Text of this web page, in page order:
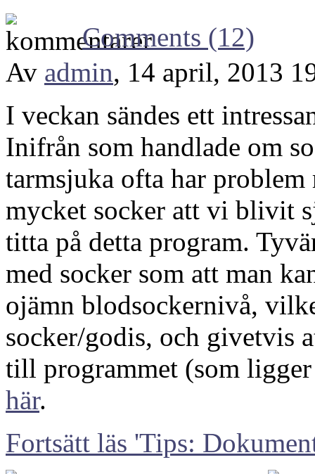
Comments (12)
Av admin, 14 april, 2013
I veckan sändes ett
Inifrån som handlade om
tarmsjuka ofta har problem
mycket socker att vi blivit
titta på detta program.
med socker som att man
ojämn blodsockernivå,
socker/godis, och givetvis
till programmet (som
här.
Fortsätt läs 'Tips: